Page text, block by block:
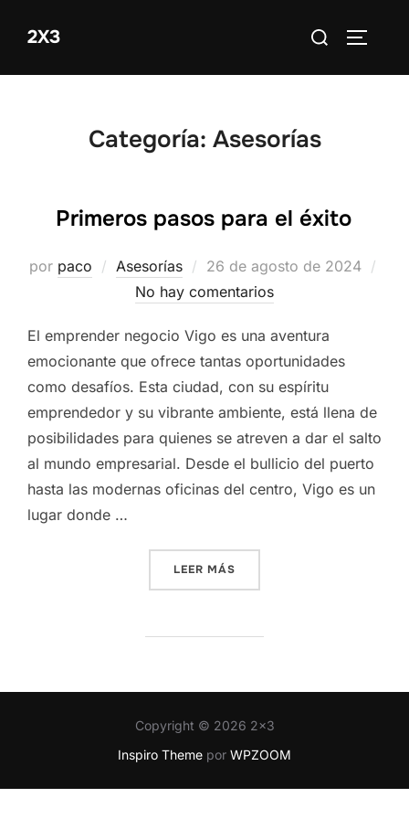
2X3 Buscar:
Categoría: Asesorías
Primeros pasos para el éxito
por paco Asesorías
Publicado
el
26 de agosto de 2024
No hay comentarios
El emprender negocio Vigo es una aventura
emocionante que ofrece tantas oportunidades
como desafíos. Esta ciudad, con su espíritu
emprendedor y su vibrante ambiente, está llena de
posibilidades para quienes se atreven a dar el salto
al mundo empresarial. Desde el bullicio del puerto
hasta las modernas oficinas del centro, Vigo es un
lugar donde …
LEER MÁS
Copyright © 2026 2x3
Inspiro Theme por WPZOOM